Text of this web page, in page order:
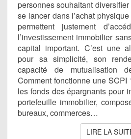
personnes souhaitant
se lancer dans l’achat
permettent justement
l’investissement immobilier
capital important. C’est une
pour sa simplicité, son
capacité de mutualisation
Comment fonctionne une
les fonds des épargnants pour
portefeuille immobilier,
bureaux, commerces…
LIRE LA